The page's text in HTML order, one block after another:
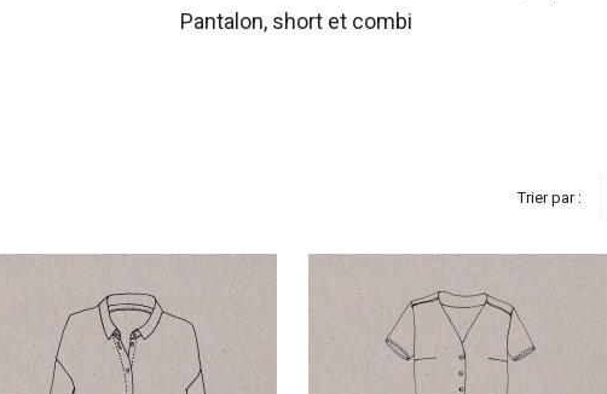
Pantalon, short et combi
Trier par :